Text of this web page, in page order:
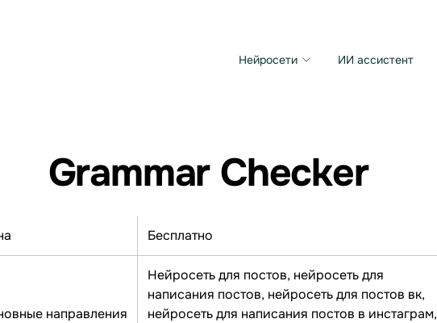
Нейросети ИИ ассистент
Grammar Checker
Бесплатно
направления
Нейросеть для постов, нейросеть для
написания постов, нейросеть для постов вк,
нейросеть для написания постов в инстаграм,